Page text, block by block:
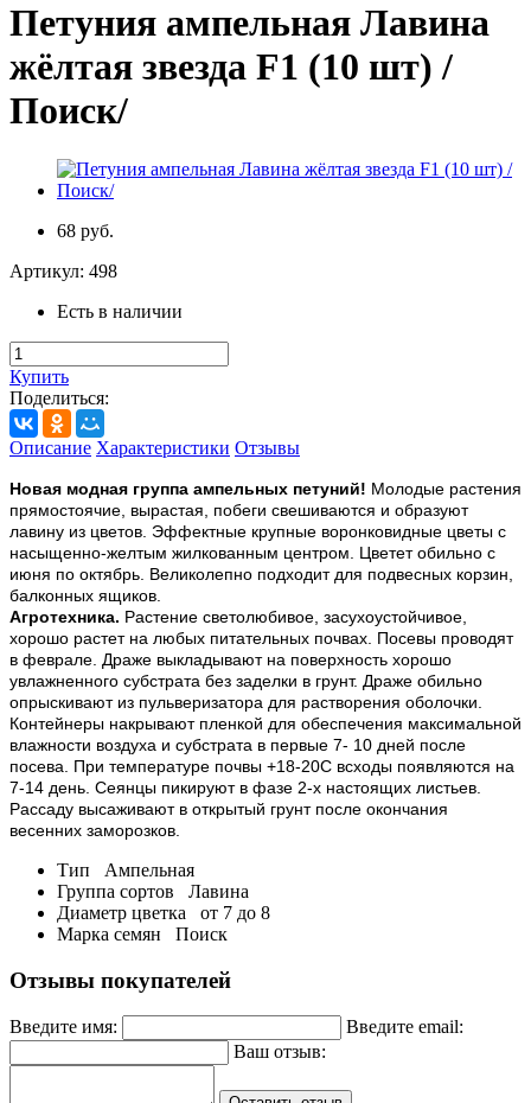
Петуния ампельная Лавина
жёлтая звезда F1 (10 шт) /
Поиск/
68 руб.
Артикул: 498
Есть в наличии
Купить
Поделиться:
Описание Характеристики Отзывы
Новая модная группа ампельных петуний! Молодые растения
прямостоячие, вырастая, побеги свешиваются и образуют
лавину из цветов. Эффектные крупные воронковидные цветы с
насыщенно-желтым жилкованным центром. Цветет обильно с
июня по октябрь. Великолепно подходит для подвесных корзин,
балконных ящиков.
Агротехника. Растение светолюбивое, засухоустойчивое,
хорошо растет на любых питательных почвах. Посевы проводят
в феврале. Драже выкладывают на поверхность хорошо
увлажненного субстрата без заделки в грунт. Драже обильно
опрыскивают из пульверизатора для растворения оболочки.
Контейнеры накрывают пленкой для обеспечения максимальной
влажности воздуха и субстрата в первые 7- 10 дней после
посева. При температуре почвы +18-20С всходы появляются на
7-14 день. Сеянцы пикируют в фазе 2-х настоящих листьев.
Рассаду высаживают в открытый грунт после окончания
весенних заморозков.
Тип
Ампельная
Группа сортов
Лавина
Диаметр цветка
от 7 до 8
Марка семян
Поиск
Отзывы покупателей
Введите имя:
Введите email:
Ваш отзыв: